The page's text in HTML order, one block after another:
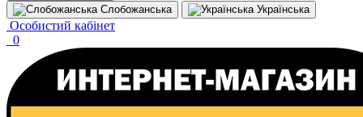
Слобожанська
Українська
Особистий кабінет
0